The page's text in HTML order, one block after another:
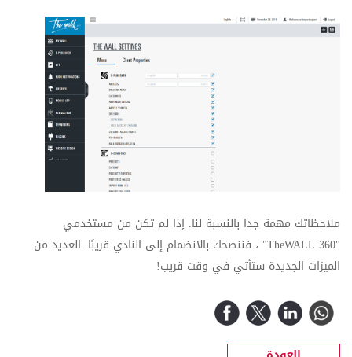
ملاحظاتك مهمة جدا بالنسبة لنا. إذا لم تكن من مستخدمي
"
TheWALL 360" ، فننصحك بالانضمام إلى النادي قريبًا. العديد من
الميزات الجديدة ستأتي في وقت قريب!